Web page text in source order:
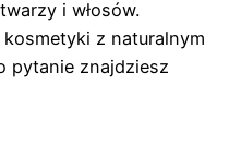
i włosów.
z naturalnym
pytanie znajdziesz